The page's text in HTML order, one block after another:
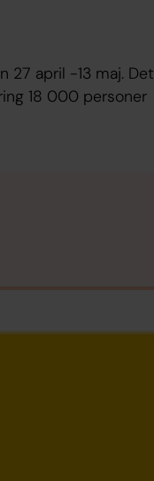
27 april -13 maj. Det
18 000 personer